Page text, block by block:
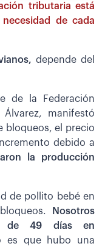
tributaria está
de cada
depende del
de la Federación
manifestó
bloqueos, el precio
debido a
la producción
de pollito bebé en
Nosotros
de 49 días en
es que hubo una